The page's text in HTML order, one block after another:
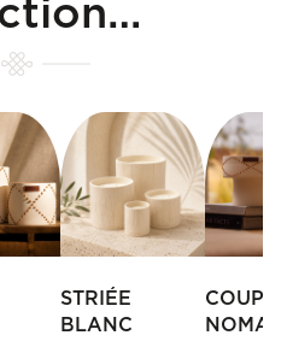
STRIÉE
BLANC
COUPE
NOMAD